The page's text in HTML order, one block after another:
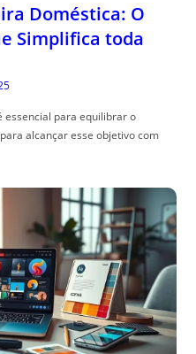
Doméstica: O
Simplifica toda
essencial para equilibrar o
alcançar esse objetivo com